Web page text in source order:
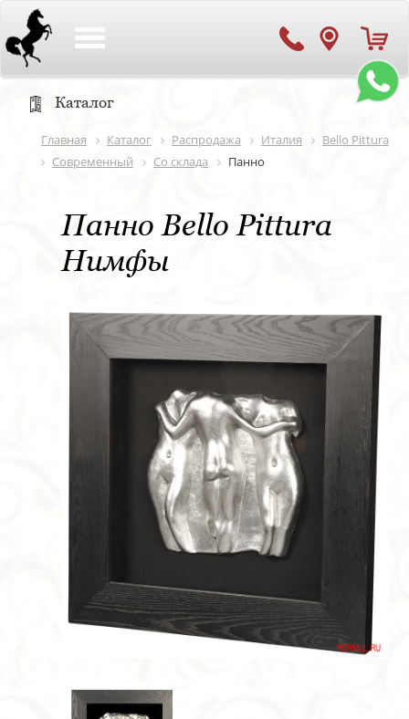
Каталог
Главная Каталог Распродажа Италия
Bello Pittura
Современный
Со склада Панно
Панно Bello Pittura
Нимфы